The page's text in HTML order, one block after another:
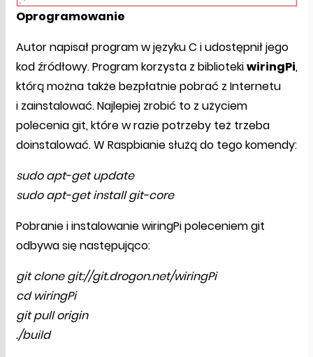
Oprogramowanie
Autor napisał program w języku C i udostępnił jego
kod źródłowy. Program korzysta z bibliotekiwiringPi,
którą można także bezpłatnie pobrać z Internetu
i zainstalować. Najlepiej zrobić to z użyciem
polecenia git, które w razie potrzeby też trzeba
doinstalować. W Raspbianie służą do tego komendy:
sudo apt-get update
sudo apt-get install git-core
Pobranie i instalowanie wiringPi poleceniem git
odbywa się następująco:
git clone git://git.drogon.net/wiringPi
cd wiringPi
git pull origin
./build